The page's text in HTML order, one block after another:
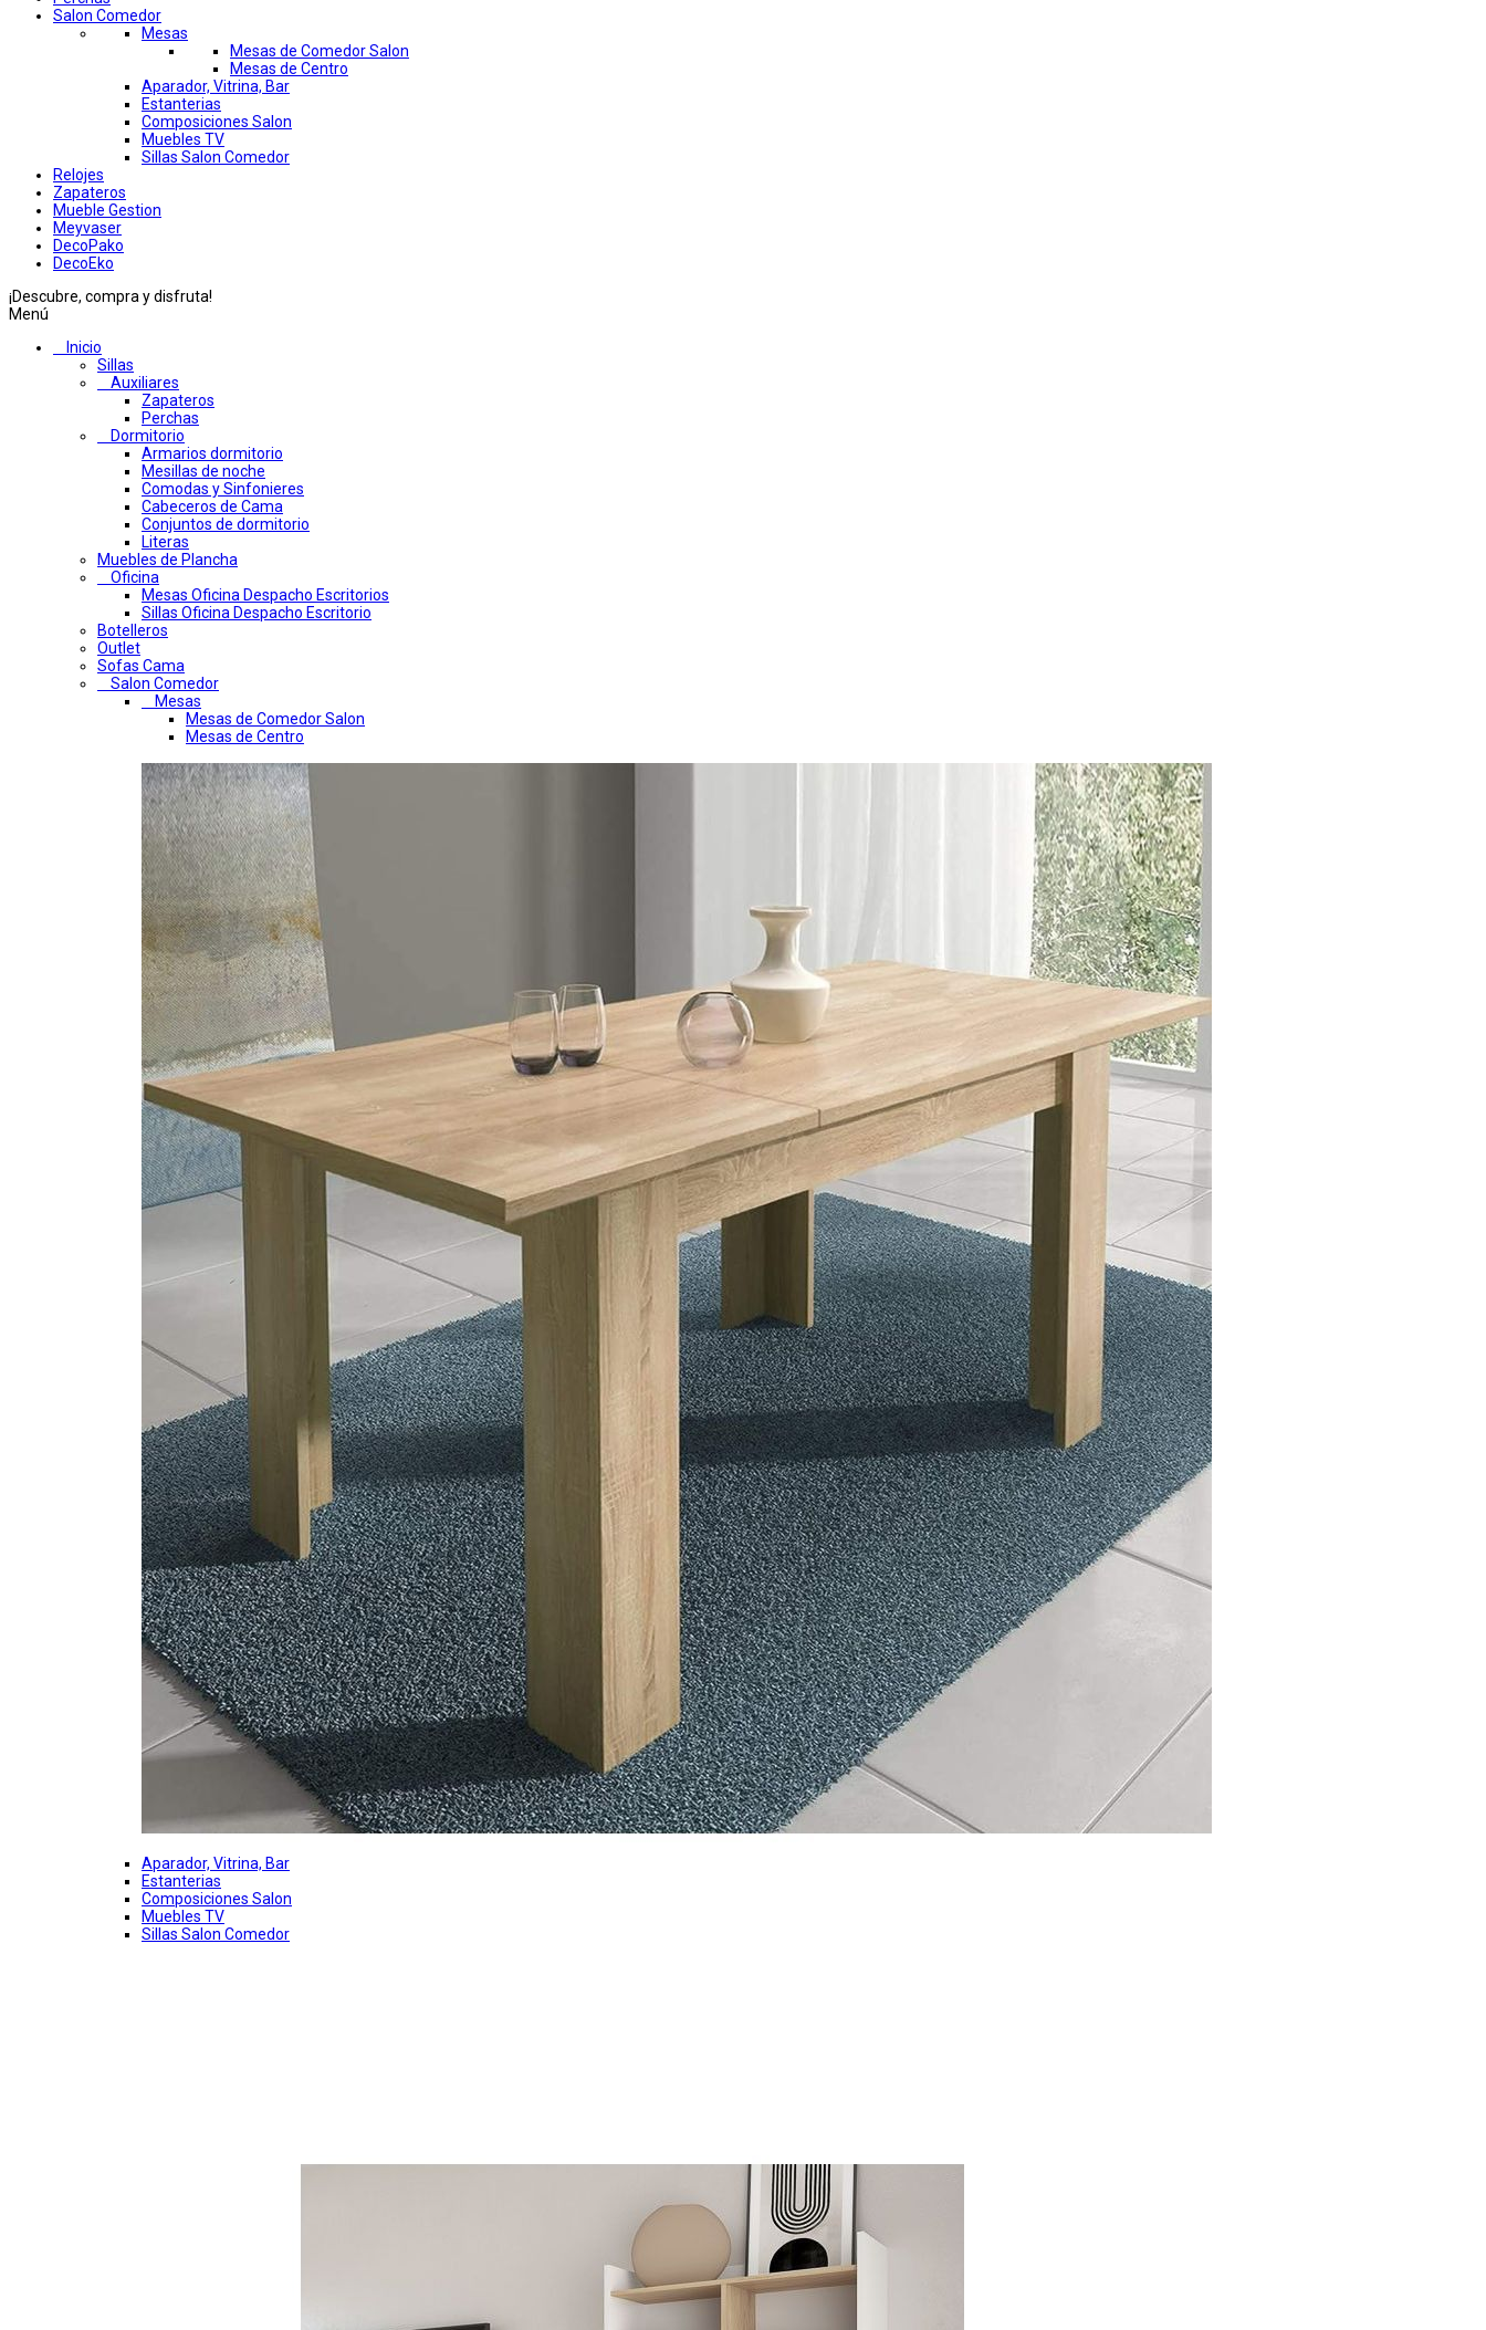
Salon Comedor
Mesas
Mesas de Comedor Salon
Mesas de Centro
Aparador, Vitrina, Bar
Estanterias
Composiciones Salon
Muebles TV
Sillas Salon Comedor
Relojes
Zapateros
Mueble Gestion
Meyvaser
DecoPako
DecoEko
¡Descubre, compra y disfruta!
Menú
Inicio
Sillas
Auxiliares
Zapateros
Perchas
Dormitorio
Armarios dormitorio
Mesillas de noche
Comodas y Sinfonieres
Cabeceros de Cama
Conjuntos de dormitorio
Literas
Muebles de Plancha
Oficina
Mesas Oficina Despacho Escritorios
Sillas Oficina Despacho Escritorio
Botelleros
Outlet
Sofas Cama
Salon Comedor
Mesas
Mesas de Comedor Salon
Mesas de Centro
Aparador, Vitrina, Bar
Estanterias
Composiciones Salon
Muebles TV
Sillas Salon Comedor